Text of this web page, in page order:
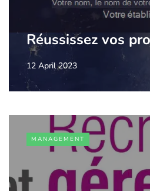
Réussissez vos
12 April 2023
MANAGEMENT